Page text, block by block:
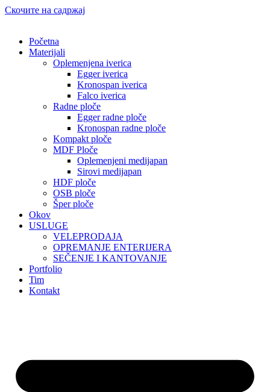
Скочите на садржај
Početna
Materijali
Oplemenjena iverica
Egger iverica
Kronospan iverica
Falco iverica
Radne ploče
Egger radne ploče
Kronospan radne ploče
Kompakt ploče
MDF Ploče
Oplemenjeni medijapan
Sirovi medijapan
HDF ploče
OSB ploče
Šper ploče
Okov
USLUGE
VELEPRODAJA
OPREMANJE ENTERIJERA
SEČENJE I KANTOVANJE
Portfolio
Tim
Kontakt